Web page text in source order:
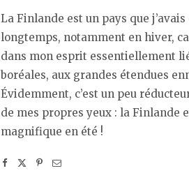
La Finlande est un pays que
longtemps, notamment en hiver,
dans mon esprit essentiellement
boréales, aux grandes étendues
Évidemment, c’est un peu
de mes propres yeux : la Finlande
magnifique en été !